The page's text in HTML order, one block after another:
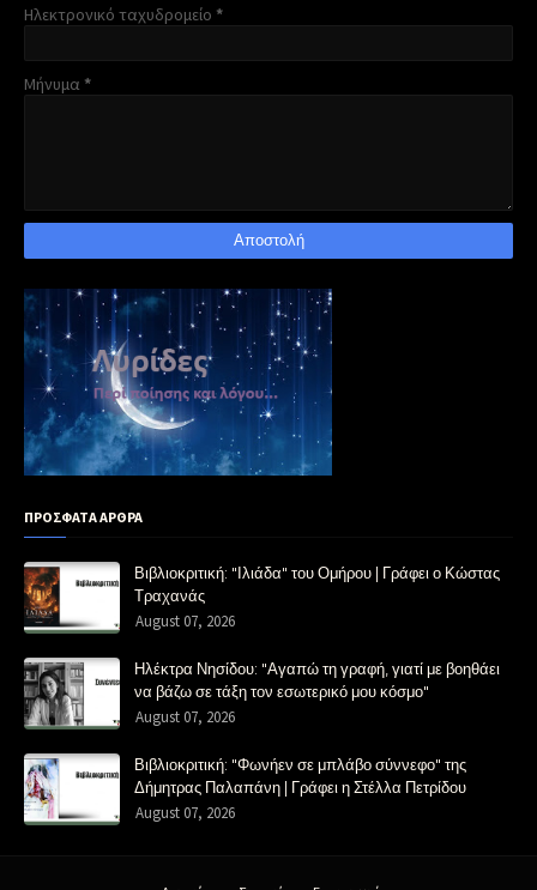
Ηλεκτρονικό ταχυδρομείο *
Μήνυμα *
ΠΡΟΣΦΑΤΑ ΑΡΘΡΑ
Βιβλιοκριτική: "Ιλιάδα" του Ομήρου | Γράφει ο Κώστας
Τραχανάς
August 07, 2026
Ηλέκτρα Νησίδου: "Αγαπώ τη γραφή, γιατί με βοηθάει
να βάζω σε τάξη τον εσωτερικό μου κόσμο"
August 07, 2026
Βιβλιοκριτική: "Φωνήεν σε μπλάβο σύννεφο" της
Δήμητρας Παλαπάνη | Γράφει η Στέλλα Πετρίδου
August 07, 2026